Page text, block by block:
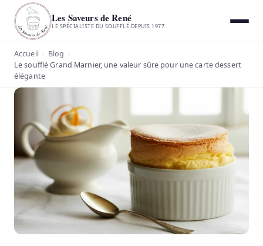
Les Saveurs de René
LE SPÉCIALISTE DU SOUFFLÉ DEPUIS 1977
Accueil › Blog ›
Le soufflé Grand Marnier, une valeur sûre pour une carte dessert
élégante